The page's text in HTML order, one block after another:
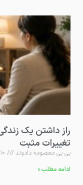
راز داشتن یک
تغییرات مثبت
بی بی معصومه دادوند
ادامه مطلب »